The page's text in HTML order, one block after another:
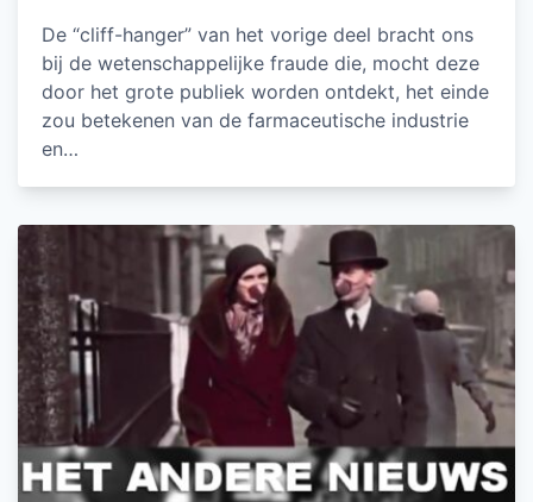
De “cliff-hanger” van het vorige deel bracht ons
bij de wetenschappelijke fraude die, mocht deze
door het grote publiek worden ontdekt, het einde
zou betekenen van de farmaceutische industrie
en…